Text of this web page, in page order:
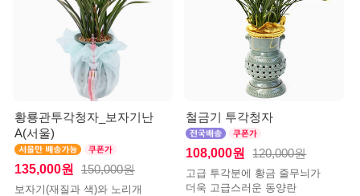
황룡관투각청자_보자기난
A(서울)
135,000원 150,000원
보자기(재질과 색)와 노리개
철금기 투각청자
108,000원 120,000원
고급 투각분에 황금 줄무늬가
더욱 고급스러운 동양란